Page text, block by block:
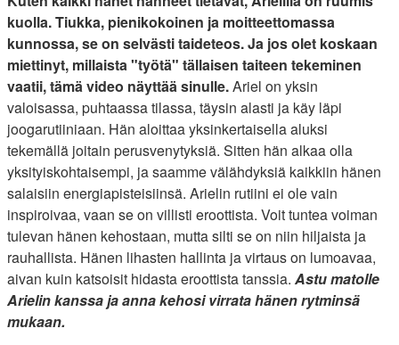
kuolla. Tiukka, pienikokoinen ja moitteettomassa
kunnossa, se on selvästi taideteos. Ja jos olet koskaan
miettinyt, millaista "työtä" tällaisen taiteen tekeminen
vaatii, tämä video näyttää sinulle.Ariel on yksin
valoisassa, puhtaassa tilassa, täysin alasti ja käy läpi
joogarutiiniaan. Hän aloittaa yksinkertaisella aluksi
tekemällä joitain perusvenytyksiä. Sitten hän alkaa olla
yksityiskohtaisempi, ja saamme välähdyksiä kaikkiin hänen
salaisiin energiapisteisiinsä. Arielin rutiini ei ole vain
inspiroivaa, vaan se on villisti eroottista. Voit tuntea voiman
tulevan hänen kehostaan, mutta silti se on niin hiljaista ja
rauhallista. Hänen lihasten hallinta ja virtaus on lumoavaa,
aivan kuin katsoisit hidasta eroottista tanssia. Astu matolle
Arielin kanssa ja anna kehosi virrata hänen rytminsä
mukaan.